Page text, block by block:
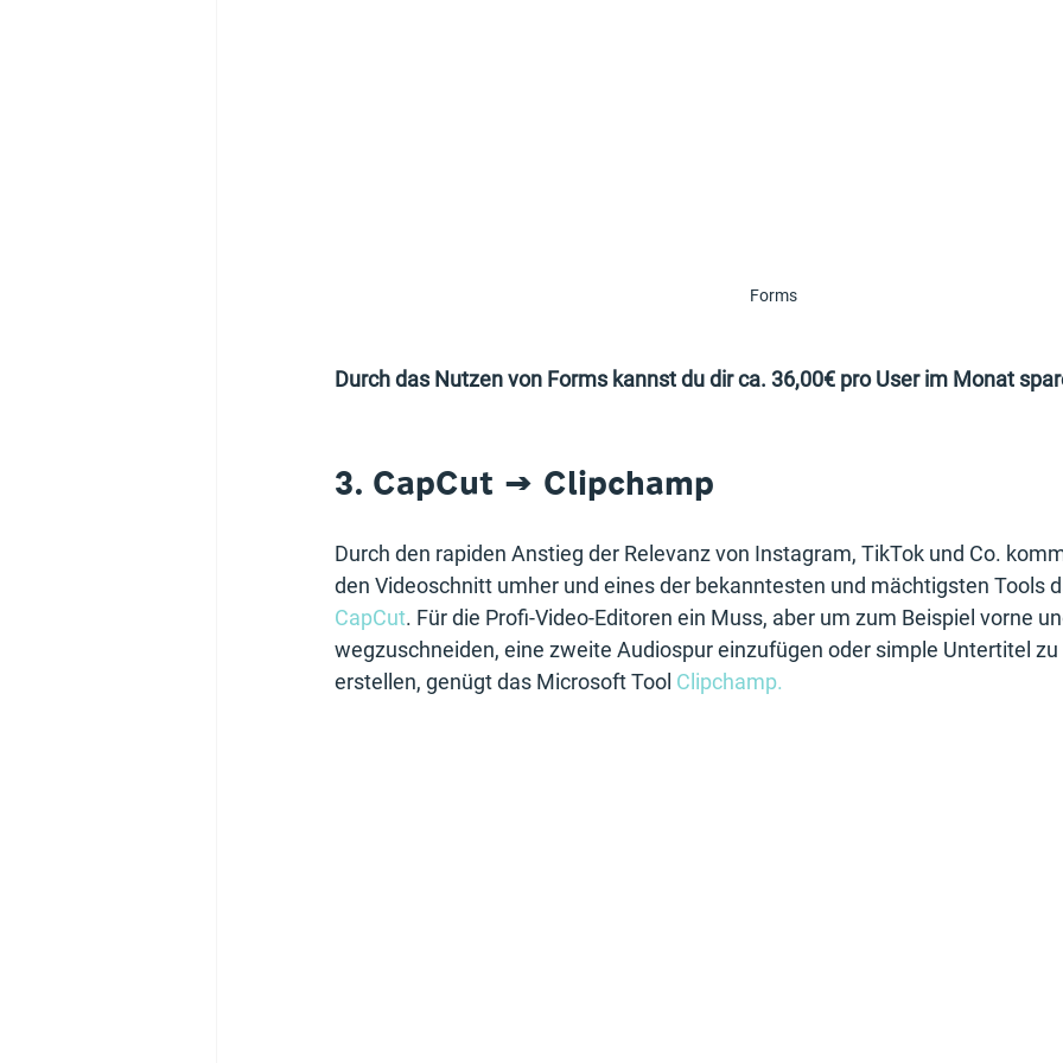
Forms
Durch das Nutzen von Forms kannst du dir ca. 36,00€ pro User im Monat
3. CapCut → Clipchamp
Durch den rapiden Anstieg der Relevanz von Instagram, TikTok und Co.
den Videoschnitt umher und eines der bekanntesten und mächtigsten Tools
CapCut. Für die Profi-Video-Editoren ein Muss, aber um zum Beispiel vorne
wegzuschneiden, eine zweite Audiospur einzufügen oder simple Untertitel zu
erstellen, genügt das Microsoft Tool Clipchamp.